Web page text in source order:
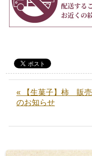
« 【生菓子】柿 販売
のお知らせ